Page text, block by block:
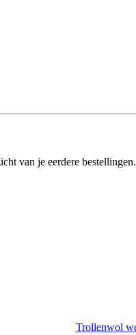
van je eerdere bestellingen.